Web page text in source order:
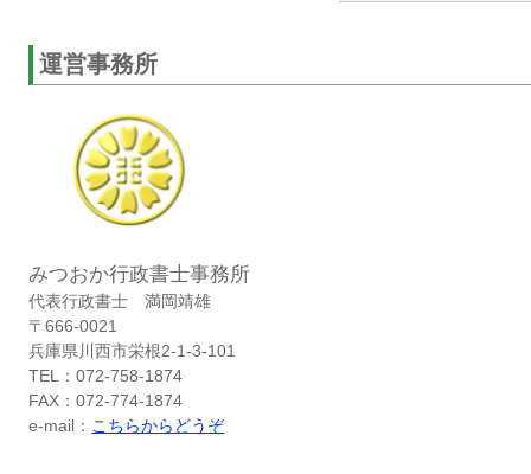
運営事務所
みつおか行政書士事務所
代表行政書士 満岡靖雄
〒666-0021
兵庫県川西市栄根2-1-3-101
TEL：072-758-1874
FAX：072-774-1874
e-mail： こちらからどうぞ